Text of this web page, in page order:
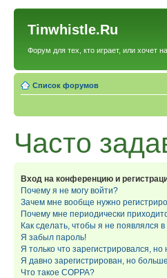
Tinwhistle.Ru
Форум для тех, кто играет, или хочет
Список форумов
Часто
Вход на конференцию и
Почему я не могу войти?
Зачем мне вообще нужно
Почему мне периодически
Как сделать, чтобы я не появлялся
Я забыл пароль!
Я только что зарегистрировался, но
Я давно зарегистрирован, но
Что такое COPPA?